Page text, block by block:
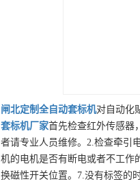
闸北定制 全自动套标机对自动化
套标机厂家首先检查红外传感器
者请专业人员维修。2.检查牵引
机的电机是否有断电或者不工作
换磁性开关位置。7.没有标签的